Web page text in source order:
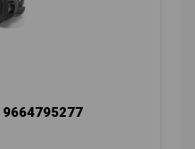
9664795277